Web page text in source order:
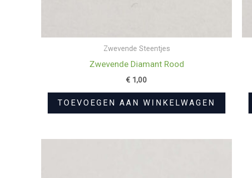
Zwevende Steentjes
Zwevende Diamant Rood
€ 1,00
TOEVOEGEN AAN WINKELWAGEN